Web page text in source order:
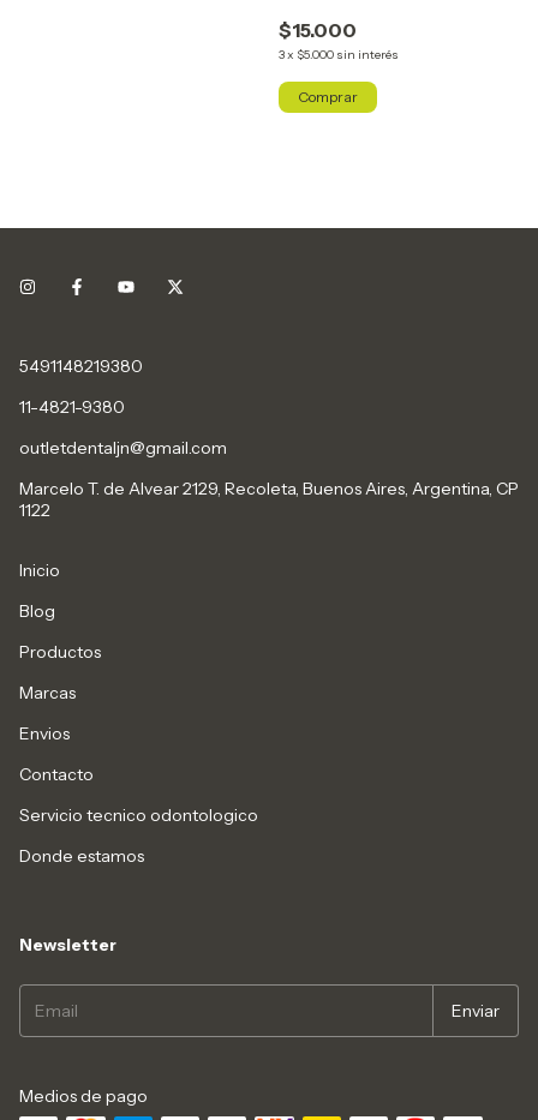
$15.000
3x $5.000 sin interés
5491148219380
11-4821-9380
outletdentaljn@gmail.com
Marcelo T. de Alvear 2129, Recoleta, Buenos Aires, Argentina, CP
1122
Inicio
Blog
Productos
Marcas
Envios
Contacto
Servicio tecnico odontologico
Donde estamos
Newsletter
Medios de pago